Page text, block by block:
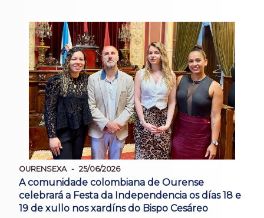
OURENSEXA 25/06/2026
A comunidade colombiana de Ourense
celebrará a Festa da Independencia os días 18 e
19 de xullo nos xardíns do Bispo Cesáreo